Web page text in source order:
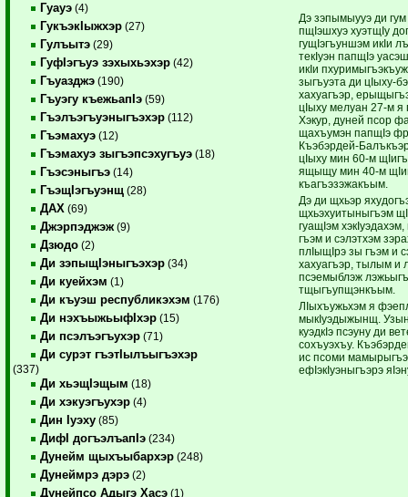
Гуауэ (4)
ГукъэкIыжхэр (27)
Гулъытэ (29)
ГуфIэгъуэ зэхыхьэхэр (42)
Гъуазджэ (190)
Гъуэгу къежьапIэ (59)
Гъэлъэгъуэныгъэхэр (112)
Гъэмахуэ (12)
Гъэмахуэ зыгъэпсэхугъуэ (18)
Гъэсэныгъэ (14)
ГъэщIэгъуэнщ (28)
ДАХ (69)
Джэрпэджэж (9)
Дзюдо (2)
Ди зэпыщIэныгъэхэр (34)
Ди куейхэм (1)
Ди къуэш республикэхэм (176)
Ди нэхъыжьыфIхэр (15)
Ди псэлъэгъухэр (71)
Ди сурэт гъэтIылъыгъэхэр
(337)
Ди хьэщIэщым (18)
Ди хэкуэгъухэр (4)
Дин Iуэху (85)
ДифI догъэлъапIэ (234)
Дунейм щыхъыбархэр (248)
Дунеймрэ дэрэ (2)
Дунейпсо Адыгэ Хасэ (1)
Дэ зэпымыууэ ди
пщIэшхуэ хуэтщIу
гущIэгъуншэм икIи
текIуэн папщIэ
икIи
зыгъуэта ди цIыху-
хахуагъэр,
цIыху мелуан 27-м я
Хэкур, дуней псор
щахъумэн папщIэ
Къэбэрдей-
цIыху мин 60-м
ящыщу мин 40-м
къагъэзэжакъым.
Дэ ди щхьэр
щхьэхуитыныгъэм
гуащIэм
гъэм и сэлэтхэм
плIыщIрэ зы гъэм и
хахуагъэр, тылым и
псэемыблэж
тщыгъупщэнкъым.
ЛIыхъужьхэм я
мыкIуэдыжынщ.
куэдкIэ псэуну ди
сохъуэхъу.
ис псоми
ефIэкIуэныгъэрэ